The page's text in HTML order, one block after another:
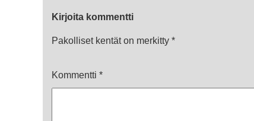
Kirjoita kommentti
Pakolliset kentät on merkitty *
Kommentti *